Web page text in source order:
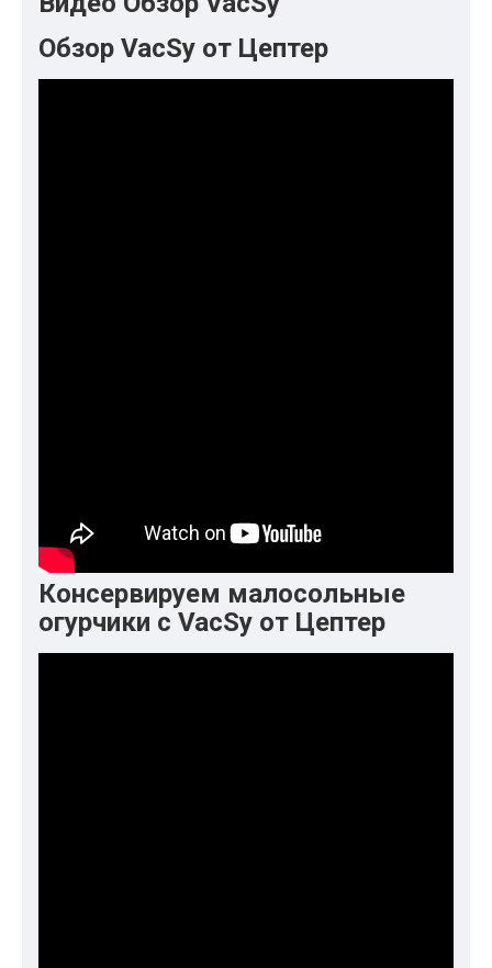
Обзор VacSy от Цептер
Консервируем малосольные
огурчики с VacSy от Цептер